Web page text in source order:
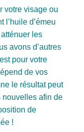
votre visage ou
l’huile d’émeu
les
avons d’autres
pour votre
de vos
le résultat peut
nouvelles afin de
de
!